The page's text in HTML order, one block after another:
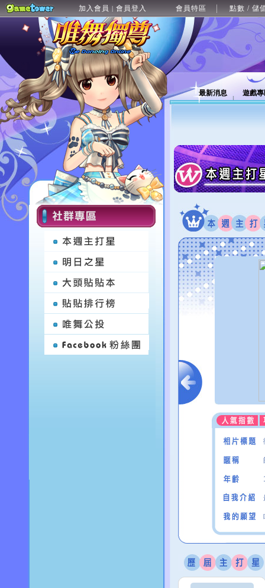
加入會員 | 會員登入 會員特區 點數 / 儲
最新消息 遊戲